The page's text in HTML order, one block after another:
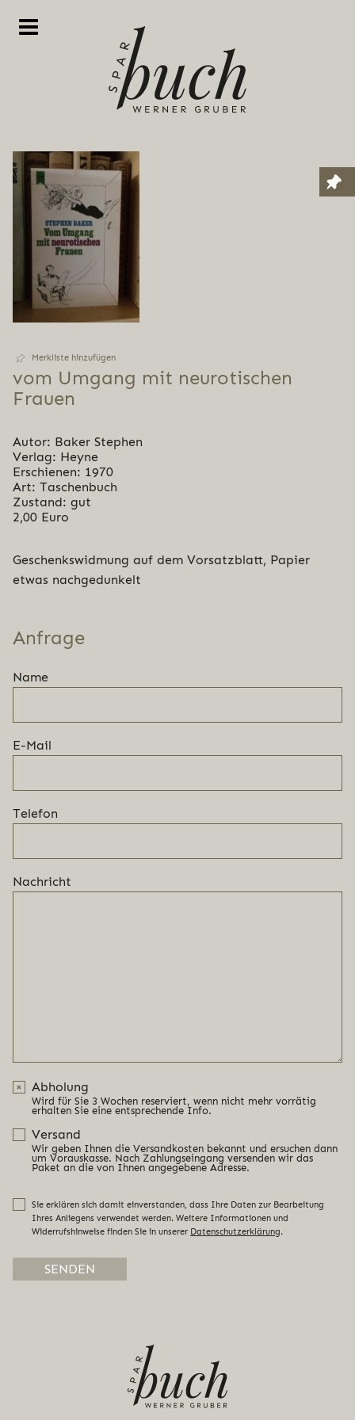
Merkliste hinzufügen
vom Umgang mit neu­ro­ti­schen
Frauen
Autor: Baker Stephen
Verlag: Heyne
Erschienen: 1970
Art: Taschenbuch
Zustand: gut
2,00 Euro
Geschenkswidmung auf dem Vorsatzblatt, Papier
etwas nachgedunkelt
Anfrage
Name
E-Mail
Telefon
Nachricht
Abholung
Wird für Sie 3 Wochen reserviert, wenn nicht mehr vorrätig
erhalten Sie eine entsprechende Info.
Versand
Wir geben Ihnen die Versandkosten bekannt und ersuchen dann
um Vorauskasse. Nach Zahlungseingang versenden wir das
Paket an die von Ihnen angegebene Adresse.
Sie erklären sich damit einverstanden, dass Ihre Daten zur Bearbeitung
Ihres Anliegens verwendet werden. Weitere Informationen und
Widerrufshinweise finden Sie in unserer Datenschutzerklärung.